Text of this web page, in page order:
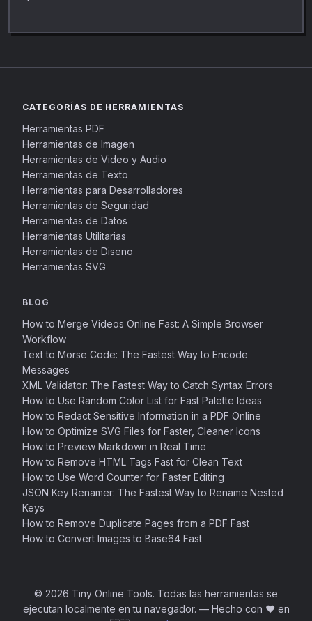
CATEGORÍAS DE HERRAMIENTAS
Herramientas PDF
Herramientas de Imagen
Herramientas de Video y Audio
Herramientas de Texto
Herramientas para Desarrolladores
Herramientas de Seguridad
Herramientas de Datos
Herramientas Utilitarias
Herramientas de Diseno
Herramientas SVG
BLOG
How to Merge Videos Online Fast: A Simple Browser
Workflow
Text to Morse Code: The Fastest Way to Encode
Messages
XML Validator: The Fastest Way to Catch Syntax Errors
How to Use Random Color List for Fast Palette Ideas
How to Redact Sensitive Information in a PDF Online
How to Optimize SVG Files for Faster, Cleaner Icons
How to Preview Markdown in Real Time
How to Remove HTML Tags Fast for Clean Text
How to Use Word Counter for Faster Editing
JSON Key Renamer: The Fastest Way to Rename Nested
Keys
How to Remove Duplicate Pages from a PDF Fast
How to Convert Images to Base64 Fast
© 2026 Tiny Online Tools. Todas las herramientas se
ejecutan localmente en tu navegador. — Hecho con ❤️ en